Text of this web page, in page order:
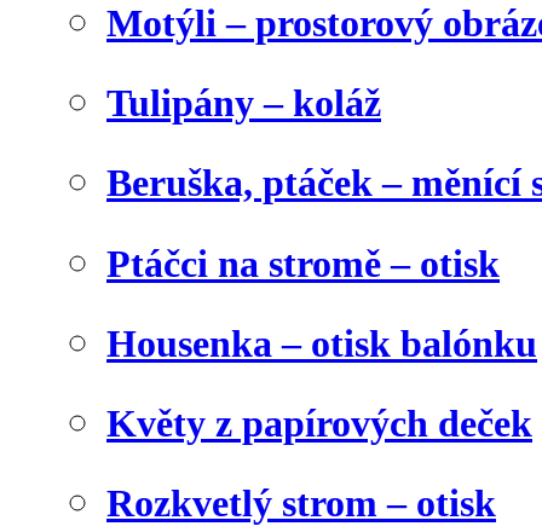
Motýli – prostorový
Tulipány – koláž
Beruška, ptáček – měnící
Ptáčci na stromě – otisk
Housenka – otisk balónku
Květy z papírových deček
Rozkvetlý strom – otisk